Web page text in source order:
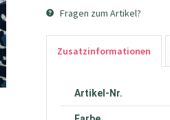
Fragen zum Artikel?
Zusatzinformationen
Artikel-Nr.